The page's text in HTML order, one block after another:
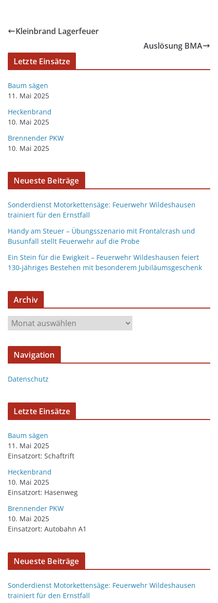
Kleinbrand Lagerfeuer
Auslösung BMA
Letzte Einsätze
Baum sägen
11. Mai 2025
Heckenbrand
10. Mai 2025
Brennender PKW
10. Mai 2025
Neueste Beiträge
Sonderdienst Motorkettensäge: Feuerwehr Wildeshausen
trainiert für den Ernstfall
Handy am Steuer – Übungsszenario mit Frontalcrash und
Busunfall stellt Feuerwehr auf die Probe
Ein Stein für die Ewigkeit – Feuerwehr Wildeshausen feiert
130-jähriges Bestehen mit besonderem Jubiläumsgeschenk
Archiv
Navigation
Datenschutz
Letzte Einsätze
Baum sägen
11. Mai 2025
Einsatzort: Schaftrift
Heckenbrand
10. Mai 2025
Einsatzort: Hasenweg
Brennender PKW
10. Mai 2025
Einsatzort: Autobahn A1
Neueste Beiträge
Sonderdienst Motorkettensäge: Feuerwehr Wildeshausen
trainiert für den Ernstfall